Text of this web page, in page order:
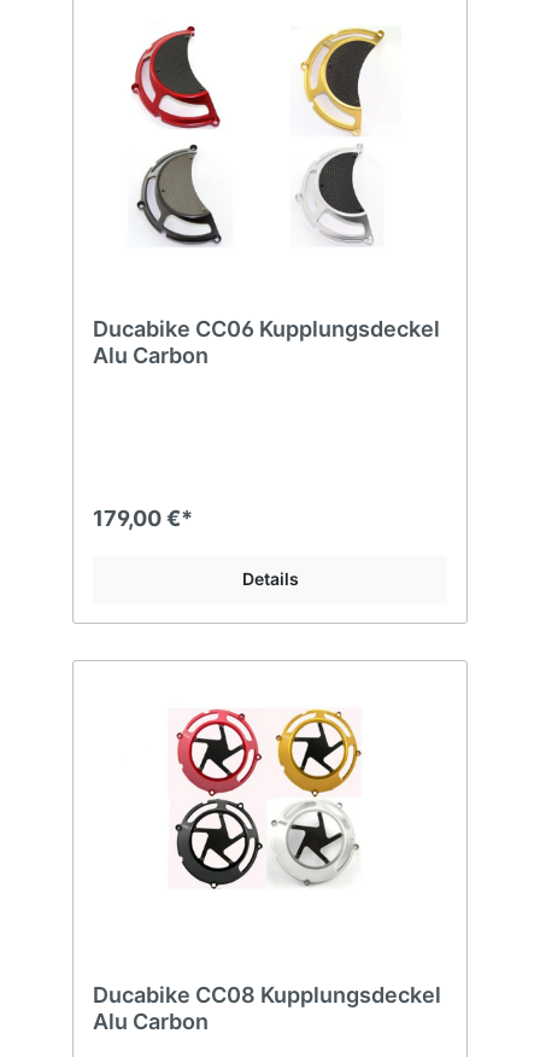
Ducabike CC06 Kupplungsdeckel
Alu Carbon
179,00 €*
Details
Ducabike CC08 Kupplungsdeckel
Alu Carbon